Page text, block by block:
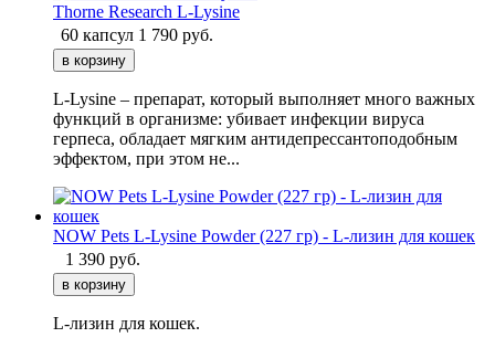
Thorne Research L-Lysine
60 капсул 1 790 руб.
L-Lysine – препарат, который выполняет много важных
функций в организме: убивает инфекции вируса
герпеса, обладает мягким антидепрессантоподобным
эффектом, при этом не...
NOW Pets L-Lysine Powder (227 гр) - L-лизин для кошек
1 390 руб.
L-лизин для кошек.